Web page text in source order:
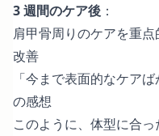
3 週間のケア後 ：
肩甲骨周りのケアを重
改善
「今まで表面的なケア
の感想
このように、体型に合